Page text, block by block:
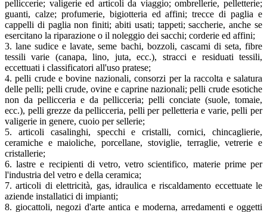
pelliccerie; valigerie ed articoli da viaggio; ombrellerie, pelletterie;
guanti, calze; profumerie, bigiotteria ed affini; trecce di paglia e
cappelli di paglia non finiti; abiti usati; tappeti; saccherie, anche se
esercitano la riparazione o il noleggio dei sacchi; corderie ed affini;
3. lane sudice e lavate, seme bachi, bozzoli, cascami di seta, fibre
tessili varie (canapa, lino, juta, ecc.), stracci e residuati tessili,
eccettuati i classificatori all'uso pratese;
4. pelli crude e bovine nazionali, consorzi per la raccolta e salatura
delle pelli; pelli crude, ovine e caprine nazionali; pelli crude esotiche
non da pellicceria e da pellicceria; pelli conciate (suole, tomaie,
ecc.), pelli grezze da pellicceria, pelli per pelletteria e varie, pelli per
valigerie in genere, cuoio per sellerie;
5. articoli casalinghi, specchi e cristalli, cornici, chincaglierie,
ceramiche e maioliche, porcellane, stoviglie, terraglie, vetrerie e
cristallerie;
6. lastre e recipienti di vetro, vetro scientifico, materie prime per
l'industria del vetro e della ceramica;
7. articoli di elettricità, gas, idraulica e riscaldamento eccettuate le
aziende installatici di impianti;
8. giocattoli, negozi d'arte antica e moderna, arredamenti e oggetti